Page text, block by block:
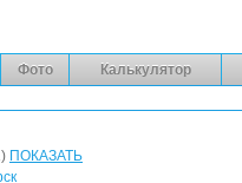
Фото Калькулятор
ПОКАЗАТЬ